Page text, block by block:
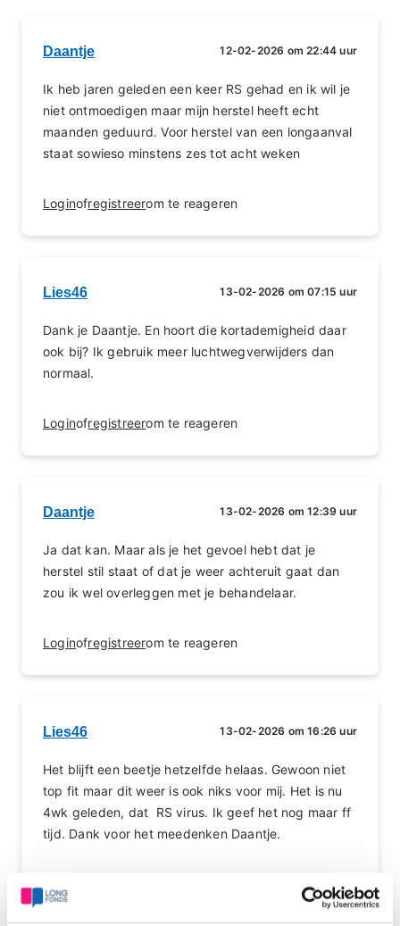
Daantje 12-02-2026 om 22:44 uur
Ik heb jaren geleden een keer RS gehad en ik wil je
niet ontmoedigen maar mijn herstel heeft echt
maanden geduurd. Voor herstel van een longaanval
staat sowieso minstens zes tot acht weken
Loginofregistreerom te reageren
Lies46 13-02-2026 om 07:15 uur
Dank je Daantje. En hoort die kortademigheid daar
ook bij? Ik gebruik meer luchtwegverwijders dan
normaal.
Loginofregistreerom te reageren
Daantje 13-02-2026 om 12:39 uur
Ja dat kan. Maar als je het gevoel hebt dat je
herstel stil staat of dat je weer achteruit gaat dan
zou ik wel overleggen met je behandelaar.
Loginofregistreerom te reageren
Lies46 13-02-2026 om 16:26 uur
Het blijft een beetje hetzelfde helaas. Gewoon niet
top fit maar dit weer is ook niks voor mij. Het is nu
4wk geleden, dat RS virus. Ik geef het nog maar ff
tijd. Dank voor het meedenken Daantje.